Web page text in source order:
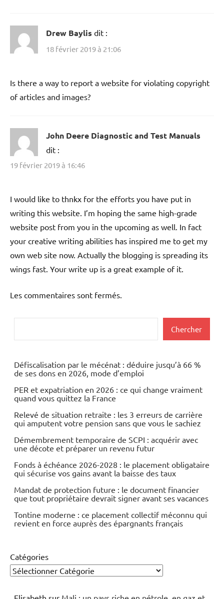
Drew Baylis dit :
18 février 2019 à 21:06
Is there a way to report a website for violating copyright
of articles and images?
John Deere Diagnostic and Test Manuals
dit :
19 février 2019 à 16:46
I would like to thnkx for the efforts you have put in
writing this website. I’m hoping the same high-grade
website post from you in the upcoming as well. In fact
your creative writing abilities has inspired me to get my
own web site now. Actually the blogging is spreading its
wings fast. Your write up is a great example of it.
Les commentaires sont fermés.
Chercher
Défiscalisation par le mécénat : déduire jusqu’à 66 %
de ses dons en 2026, mode d’emploi
PER et expatriation en 2026 : ce qui change vraiment
quand vous quittez la France
Relevé de situation retraite : les 3 erreurs de carrière
qui amputent votre pension sans que vous le sachiez
Démembrement temporaire de SCPI : acquérir avec
une décote et préparer un revenu futur
Fonds à échéance 2026-2028 : le placement obligataire
qui sécurise vos gains avant la baisse des taux
Mandat de protection future : le document financier
que tout propriétaire devrait signer avant ses vacances
Tontine moderne : ce placement collectif méconnu qui
revient en force auprès des épargnants français
Catégories